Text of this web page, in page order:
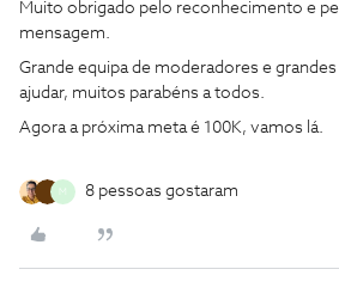
Muito obrigado pelo reconhecimento e
mensagem.
Grande equipa de moderadores e
ajudar, muitos parabéns a todos.
Agora a próxima meta é 100K, vamos lá.
M 8 pessoas gostaram